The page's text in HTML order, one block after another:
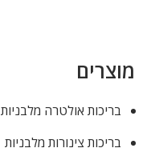
מוצרים
בריכות אולטרה מלבניות
בריכות צינורות מלבניות